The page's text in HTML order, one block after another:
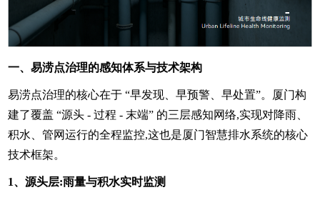
一、易涝点治理的感知体系与技术架构
易涝点治理的核心在于 “早发现、早预警、早处置”。厦门构
建了覆盖 “源头 - 过程 - 末端” 的三层感知网络,实现对降雨、
积水、管网运行的全程监控,这也是厦门智慧排水系统的核心
技术框架。
1、源头层:雨量与积水实时监测